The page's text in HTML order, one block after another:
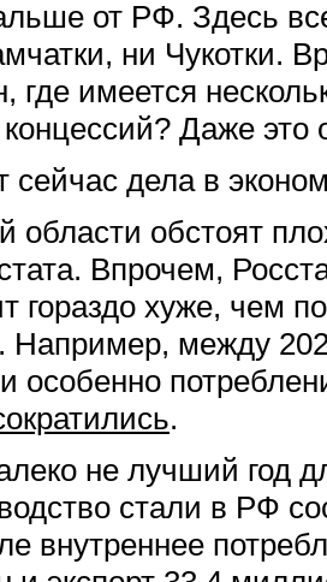
от РФ. Здесь
ни Чукотки.
где имеется
Даже это
сейчас дела в
области обстоят
Впрочем,
гораздо хуже, чем
Например, между
особенно
.
не лучший год
стали в РФ
внутреннее